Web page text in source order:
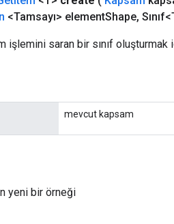
<Tamsayı> elementShape,
işlemini saran bir sınıf oluşturmak
mevcut kapsam
yeni bir örneği